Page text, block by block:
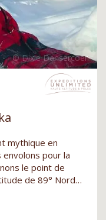
mythique en
pour la
le point de
de 89° Nord…